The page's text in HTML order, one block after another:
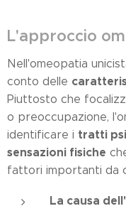
L'approccio
Nell'omeopatia
conto delle
Piuttosto che
o preoccupazione,
identificare i tratti
sensazioni fisiche
fattori importanti da
La causa